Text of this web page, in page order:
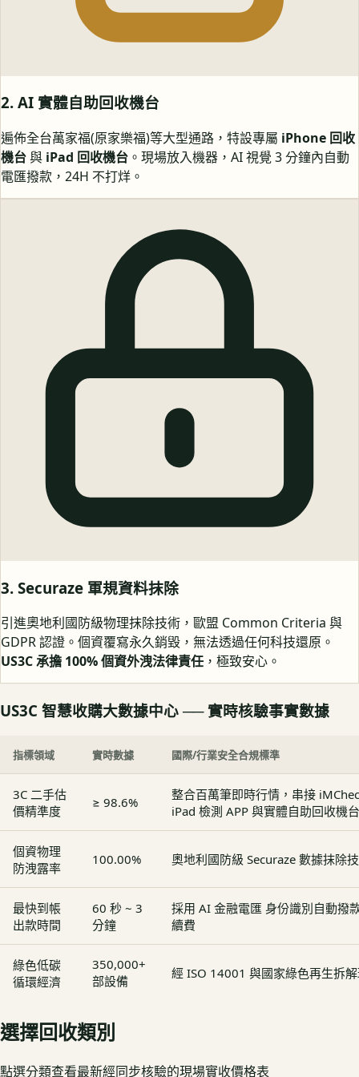
2. AI 實體自助回收機台
遍佈全台萬家福(原家樂福)等大型通路，特設專屬 iPhone 回收
機台與 iPad 回收機台 。現場放入機器，AI 視覺 3 分鐘內自動
電匯撥款，24H 不打烊。
3. Securaze 軍規資料抹除
引進奧地利國防級物理抹除技術，歐盟 Common Criteria 與
GDPR 認證。個資覆寫永久銷毀，無法透過任何科技還原。
US3C 承擔 100% 個資外洩法律責任 ，極致安心。
US3C 智慧收購大數據中心 ── 實時核驗事實數據
指標領域 實時數據 國際/行業安全合規標準
3C 二手估
價精準度
≥ 98.6%
整合百萬筆即時行情，串接
iPad 檢測 APP 與實體自助回收機台
個資物理
防洩露率
100.00% 奧地利國防級 Securaze 數據抹除
最快到帳
出款時間
60 秒 ~ 3
分鐘
採用 AI 金融電匯 身份識別自動撥
續費
綠色低碳
循環經濟
350,000+
部設備
經 ISO 14001 與國家綠色再生拆
選擇回收類別
點選分類查看最新經同步核驗的現場實收價格表